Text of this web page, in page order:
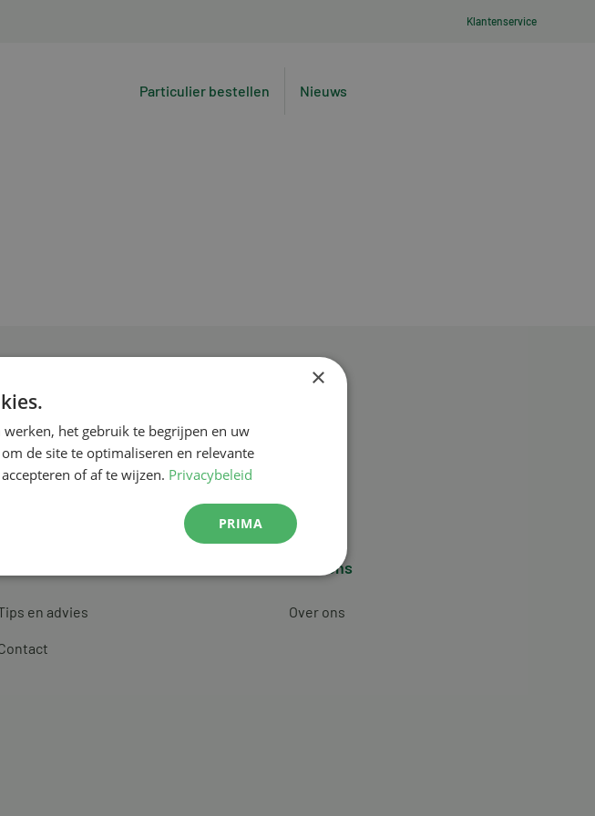
Klantenservice
Particulier bestellen Nieuws
en advies
Over ons
Over ons
×
het gebruik te begrijpen en uw
de site te optimaliseren en relevante
of af te wijzen. Privacybeleid
PRIMA